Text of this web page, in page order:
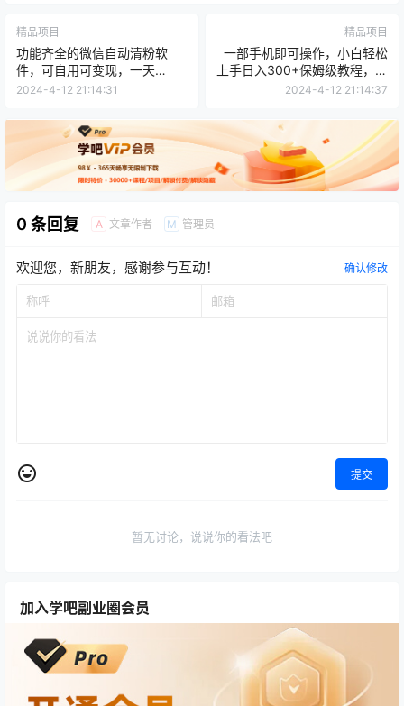
精品项目
功能齐全的微信自动清粉软
件，可自用可变现，一天
400+，0成本免费分享
2024-4-12 21:14:31
精品项目
一部手机即可操作，小白轻松
上手日入300+保姆级教程，五
分钟一个原创视频
2024-4-12 21:14:37
0 条回复 A 文章作者 M 管理员
欢迎您，新朋友，感谢参与互动！ 确认修改
提交
暂无讨论，说说你的看法吧
加入学吧副业圈会员